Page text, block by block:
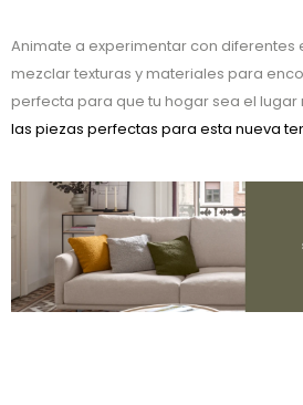
Animate a experimentar con diferentes
mezclar texturas y materiales para
perfecta para que tu hogar sea el
las piezas perfectas para esta nueva